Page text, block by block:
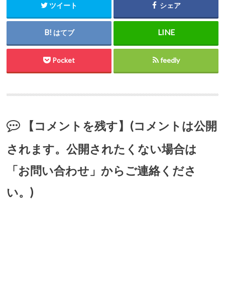
ツイート シェア
はてブ
Pocket feedly
【コメントを残す】(コメントは公開
されます。公開されたくない場合は
「お問い合わせ」からご連絡くださ
い。)